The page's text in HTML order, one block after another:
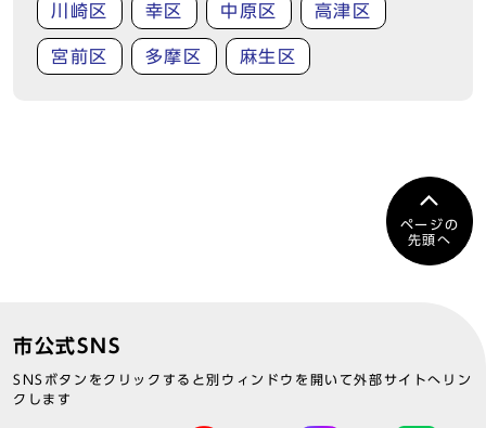
川崎区 幸区 中原区 高津区
宮前区 多摩区 麻生区
ページの
先頭へ
市公式SNS
SNSボタンをクリックすると別ウィンドウを開いて外部サイトへリン
クします